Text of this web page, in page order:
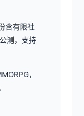
含有限社
测，支持
，